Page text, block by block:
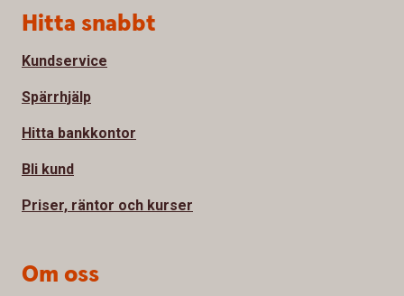
Sidfot
Hitta snabbt
Kundservice
Spärrhjälp
Hitta bankkontor
Bli kund
Priser, räntor och kurser
Om oss